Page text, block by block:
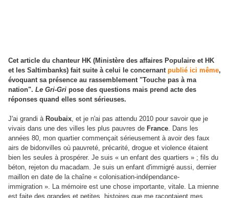
Cet article du chanteur HK (Ministère des affaires Populaire et HK
et les Saltimbanks) fait suite à celui le concernant publié ici même,
évoquant sa présence au rassemblement "Touche pas à ma
nation". Le Gri-Gri pose des questions mais prend acte des
réponses quand elles sont sérieuses.
J'ai grandi à Roubaix, et je n'ai pas attendu 2010 pour savoir que je
vivais dans une des villes les plus pauvres de France. Dans les
années 80, mon quartier commençait sérieusement à avoir des faux
airs de bidonvilles où pauvreté, précarité, drogue et violence étaient
bien les seules à prospérer. Je suis « un enfant des quartiers » ; fils du
béton, rejeton du macadam. Je suis un enfant d'immigré aussi, dernier
maillon en date de la chaîne « colonisation-indépendance-
immigration ». La mémoire est une chose importante, vitale. La mienne
est faite des grandes et petites histoires que me racontaient mes